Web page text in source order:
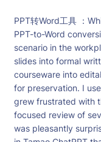
PPT转Word工具 ：
PPT-to-Word
scenario in the
slides into formal
courseware into
for preservation. I
grew frustrated with
focused review of
was pleasantly